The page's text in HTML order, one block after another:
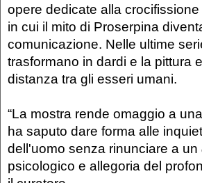
opere dedicate alla crocifissione
in cui il mito di Proserpina
comunicazione. Nelle ultime
trasformano in dardi e la pittura
distanza tra gli esseri umani.
“La mostra rende omaggio a
ha saputo dare forma alle
dell'uomo senza rinunciare a un
psicologico e allegoria del